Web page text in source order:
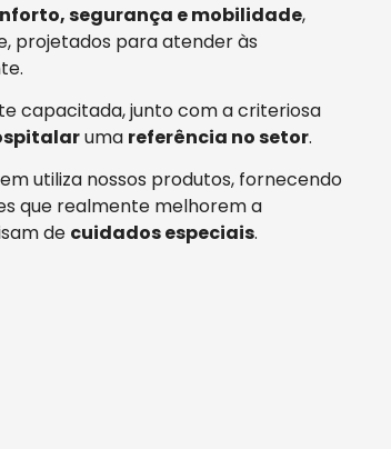
segurança e mobilidade,
projetados para atender às
capacitada, junto com a criteriosa
uma referência no setor.
utiliza nossos produtos, fornecendo
que realmente melhorem a
de cuidados especiais.